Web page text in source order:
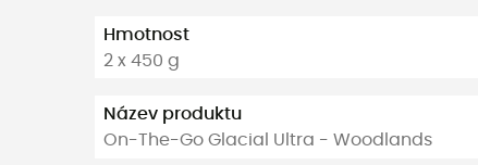
Hmotnost
2 x 450 g
Název produktu
On-The-Go Glacial Ultra - Woodlands